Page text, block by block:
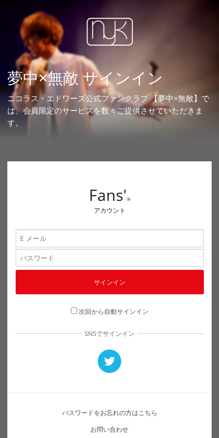
夢中×無敵 サインイン
ニコラス・エドワーズ公式ファンクラブ 【夢中×無敵】で
は、会員限定のサービスを数々ご提供させていただきま
す。
Fans'®
アカウント
次回から自動サインイン
SNSでサインイン
パスワードをお忘れの方はこちら
お問い合わせ